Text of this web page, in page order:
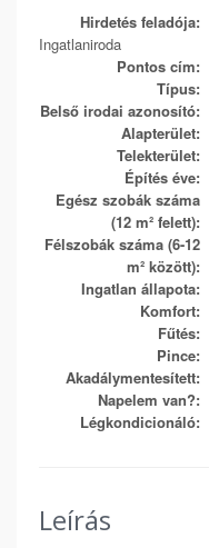
Hirdetés feladója:
Ingatlaniroda
Pontos cím:
Típus:
Belső irodai azonosító:
Alapterület:
Telekterület:
Építés éve:
Egész szobák száma
(12 m² felett):
Félszobák száma (6-12
m² között):
Ingatlan állapota:
Komfort:
Fűtés:
Pince:
Akadálymentesített:
Napelem van?:
Légkondicionáló:
Leírás